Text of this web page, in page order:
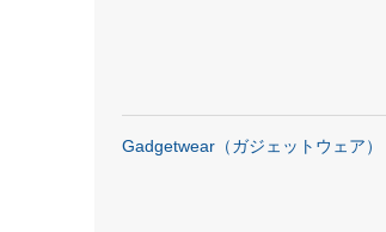
Gadgetwear（ガジェットウェア）